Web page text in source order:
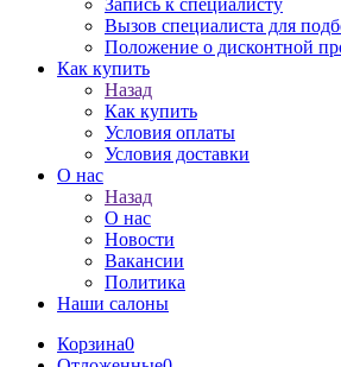
Запись к специалисту
Вызов специалиста для
Положение о дисконтной
Как купить
Назад
Как купить
Условия оплаты
Условия доставки
О нас
Назад
О нас
Новости
Вакансии
Политика
Наши салоны
Корзина0